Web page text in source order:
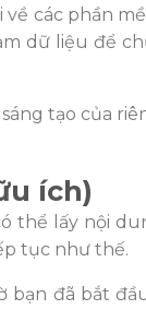
các phần mề
dữ liệu để
tạo của
ích)
thể lấy nội
tục như thế.
bạn đã bắt đ